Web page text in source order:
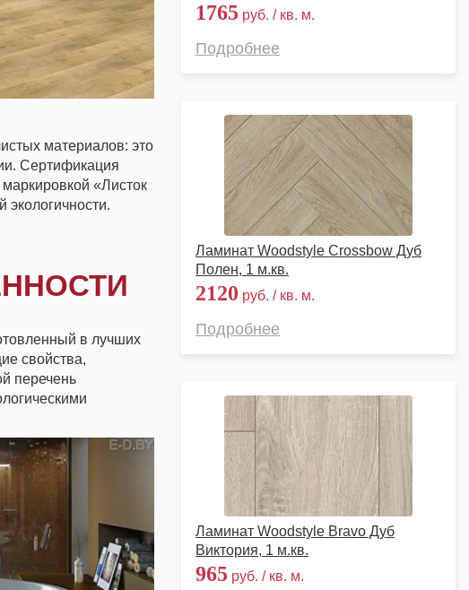
материалов: это
Сертификация
«Листок
экологичности.
в лучших
свойства,
перечень
1765 руб. / кв. м.
Подробнее
Ламинат Woodstyle Crossbow Дуб
Полен, 1 м.кв.
2120 руб. / кв. м.
Подробнее
Ламинат Woodstyle Bravo Дуб
Виктория, 1 м.кв.
965 руб. / кв. м.